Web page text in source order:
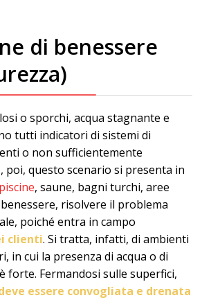
di benessere
o sporchi, acqua stagnante e
tutti indicatori di sistemi di
o non sufficientemente
poi, questo scenario si presenta in
piscine, saune, bagni turchi, aree
risolvere il problema
poiché entra in campo
clienti. Si tratta, infatti, di ambienti
in cui la presenza di acqua o di
forte. Fermandosi sulle superfici,
essere convogliata e drenata